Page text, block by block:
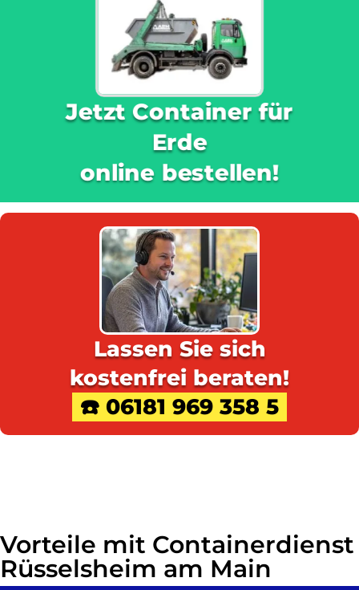
Jetzt Container für
Erde
online bestellen!
Lassen Sie sich
kostenfrei beraten!
☎️ 06181 969 358 5
Vorteile mit Containerdienst
Rüsselsheim am Main